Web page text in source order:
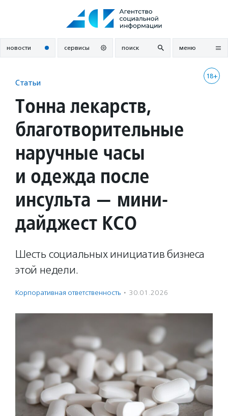
новости сервисы поиск меню
18+
Статьи
Тонна лекарств,
благотворительные
наручные часы
и одежда после
инсульта — мини-
дайджест КСО
Шесть социальных инициатив бизнеса
этой недели.
Корпоративная ответственность · 30.01.2026